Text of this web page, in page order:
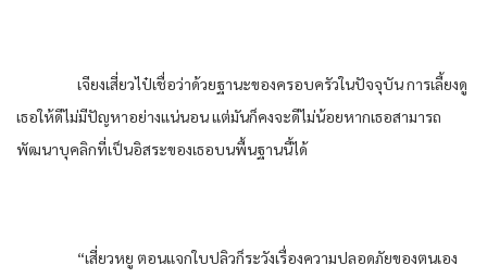
เจียงเสี่ยวไป๋เชื่อว่าด้วยฐานะของครอบครัวในปัจจุบัน การเลี้ยงดู
เธอให้ดีไม่มีปัญหาอย่างแน่นอน แต่มันก็คงจะดีไม่น้อยหากเธอสามารถ
พัฒนาบุคลิกที่เป็นอิสระของเธอบนพื้นฐานนี้ได้
“เสี่ยวหยู ตอนแจกใบปลิวก็ระวังเรื่องความปลอดภัยของตนเอง